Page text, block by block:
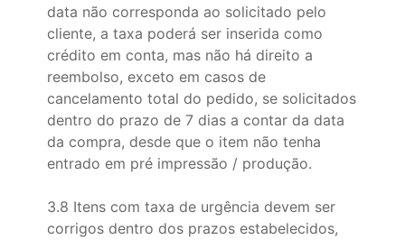
data não corresponda ao solicitado pelo
cliente, a taxa poderá ser inserida como
crédito em conta, mas não há direito a
reembolso, exceto em casos de
cancelamento total do pedido, se solicitados
dentro do prazo de 7 dias a contar da data
da compra, desde que o item não tenha
entrado em pré impressão / produção.
3.8 Itens com taxa de urgência devem ser
corrigos dentro dos prazos estabelecidos,